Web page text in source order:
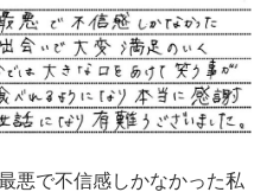
悪で不信感しかなかった私